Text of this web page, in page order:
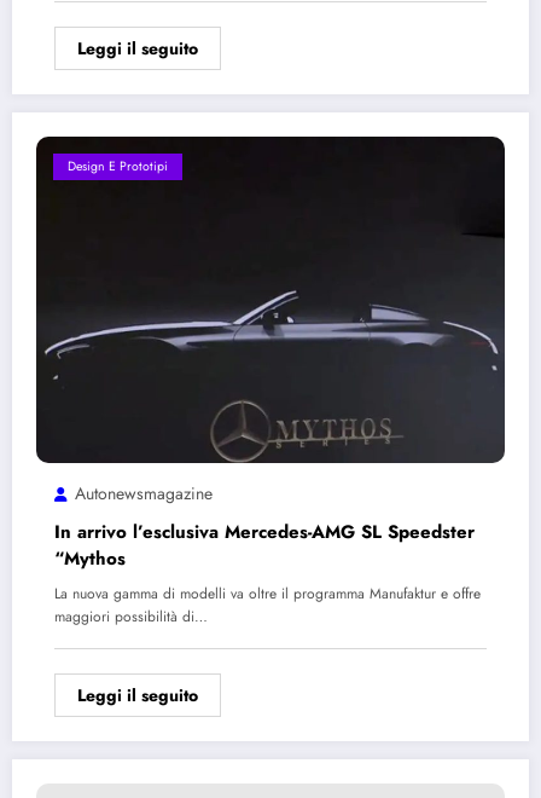
Leggi il seguito
Design E Prototipi
Autonewsmagazine
In arrivo l’esclusiva Mercedes-AMG SL Speedster
“Mythos
La nuova gamma di modelli va oltre il programma Manufaktur e offre
maggiori possibilità di…
Leggi il seguito